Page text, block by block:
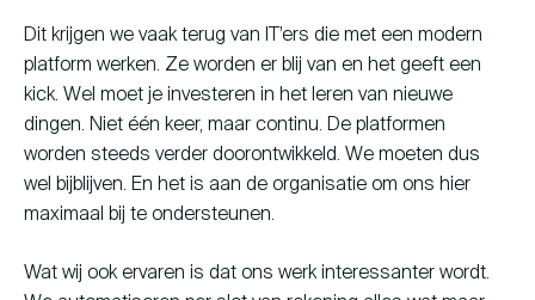
Dit krijgen we vaak terug van IT’ers die met een modern
platform werken. Ze worden er blij van en het geeft een
kick. Wel moet je investeren in het leren van nieuwe
dingen. Niet één keer, maar continu. De platformen
worden steeds verder doorontwikkeld. We moeten dus
wel bijblijven. En het is aan de organisatie om ons hier
maximaal bij te ondersteunen.
Wat wij ook ervaren is dat ons werk interessanter wordt.